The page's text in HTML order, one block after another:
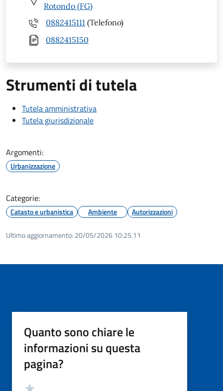
Rotondo (FG)
0882415111 (Telefono)
0882415150
Strumenti di tutela
Tutela amministrativa
Tutela giurisdizionale
Argomenti:
Urbanizzazione
Categorie:
Catasto e urbanistica Ambiente Autorizzazioni
Ultimo aggiornamento: 20/05/2026 10:25.11
Quanto sono chiare le
informazioni su questa
pagina?
Valutazione